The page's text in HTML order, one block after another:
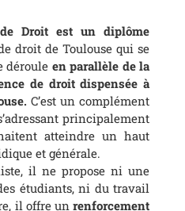
Droit est un diplôme
droit de Toulouse qui se
déroule en parallèle de la
de droit dispensée à
C’est un complément
principalement
atteindre un haut
et générale.
il ne propose ni une
étudiants, ni du travail
il offre un renforcement